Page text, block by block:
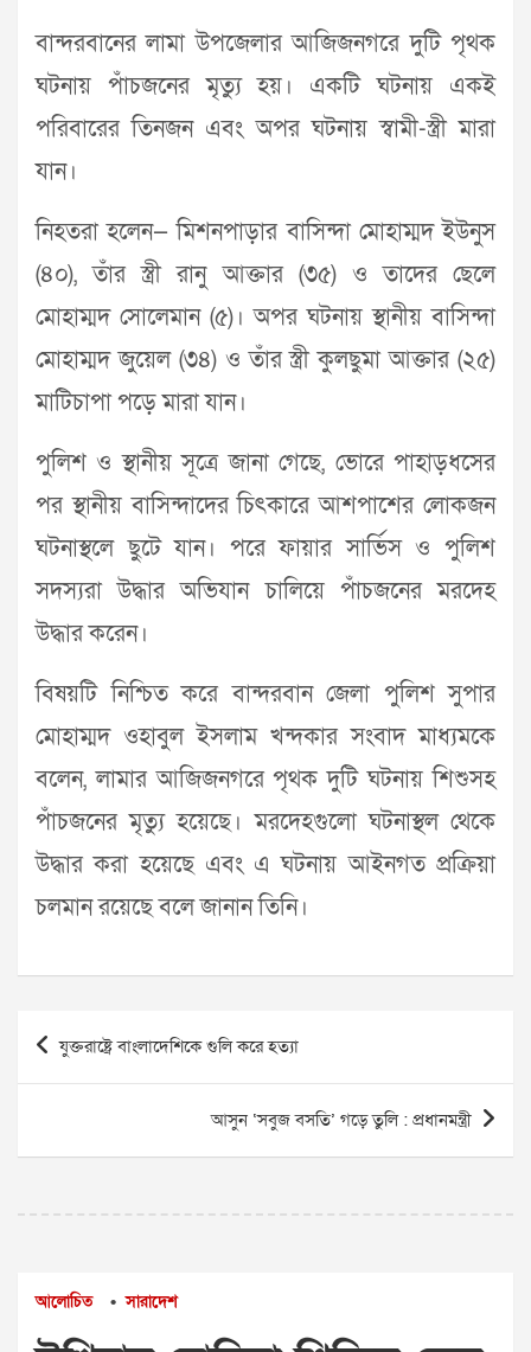
বান্দরবানের লামা উপজেলার আজিজনগরে দুটি পৃথক
ঘটনায় পাঁচজনের মৃত্যু হয়। একটি ঘটনায় একই
পরিবারের তিনজন এবং অপর ঘটনায় স্বামী-স্ত্রী মারা
যান।
নিহতরা হলেন— মিশনপাড়ার বাসিন্দা মোহাম্মদ ইউনুস
(৪০), তাঁর স্ত্রী রানু আক্তার (৩৫) ও তাদের ছেলে
মোহাম্মদ সোলেমান (৫)। অপর ঘটনায় স্থানীয় বাসিন্দা
মোহাম্মদ জুয়েল (৩৪) ও তাঁর স্ত্রী কুলছুমা আক্তার (২৫)
মাটিচাপা পড়ে মারা যান।
পুলিশ ও স্থানীয় সূত্রে জানা গেছে, ভোরে পাহাড়ধসের
পর স্থানীয় বাসিন্দাদের চিৎকারে আশপাশের লোকজন
ঘটনাস্থলে ছুটে যান। পরে ফায়ার সার্ভিস ও পুলিশ
সদস্যরা উদ্ধার অভিযান চালিয়ে পাঁচজনের মরদেহ
উদ্ধার করেন।
বিষয়টি নিশ্চিত করে বান্দরবান জেলা পুলিশ সুপার
মোহাম্মদ ওহাবুল ইসলাম খন্দকার সংবাদ মাধ্যমকে
বলেন, লামার আজিজনগরে পৃথক দুটি ঘটনায় শিশুসহ
পাঁচজনের মৃত্যু হয়েছে। মরদেহগুলো ঘটনাস্থল থেকে
উদ্ধার করা হয়েছে এবং এ ঘটনায় আইনগত প্রক্রিয়া
চলমান রয়েছে বলে জানান তিনি।
Post
navigation
যুক্তরাষ্ট্রে বাংলাদেশিকে গুলি করে হত্যা
আসুন ‘সবুজ বসতি’ গড়ে তুলি : প্রধানমন্ত্রী
আলোচিত • সারাদেশ